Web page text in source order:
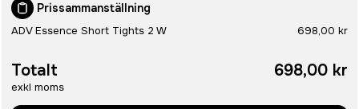
Prissammanställning
ADV Essence Short Tights 2 W 698,00 kr
Totalt
exkl moms
698,00 kr